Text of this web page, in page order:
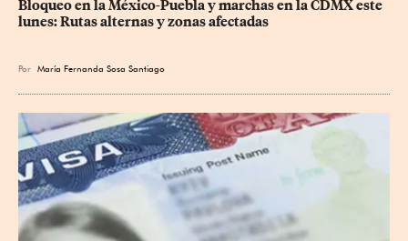
Bloqueo en la México-Puebla y marchas en la CDMX este
lunes: Rutas alternas y zonas afectadas
Por María Fernanda Sosa Santiago